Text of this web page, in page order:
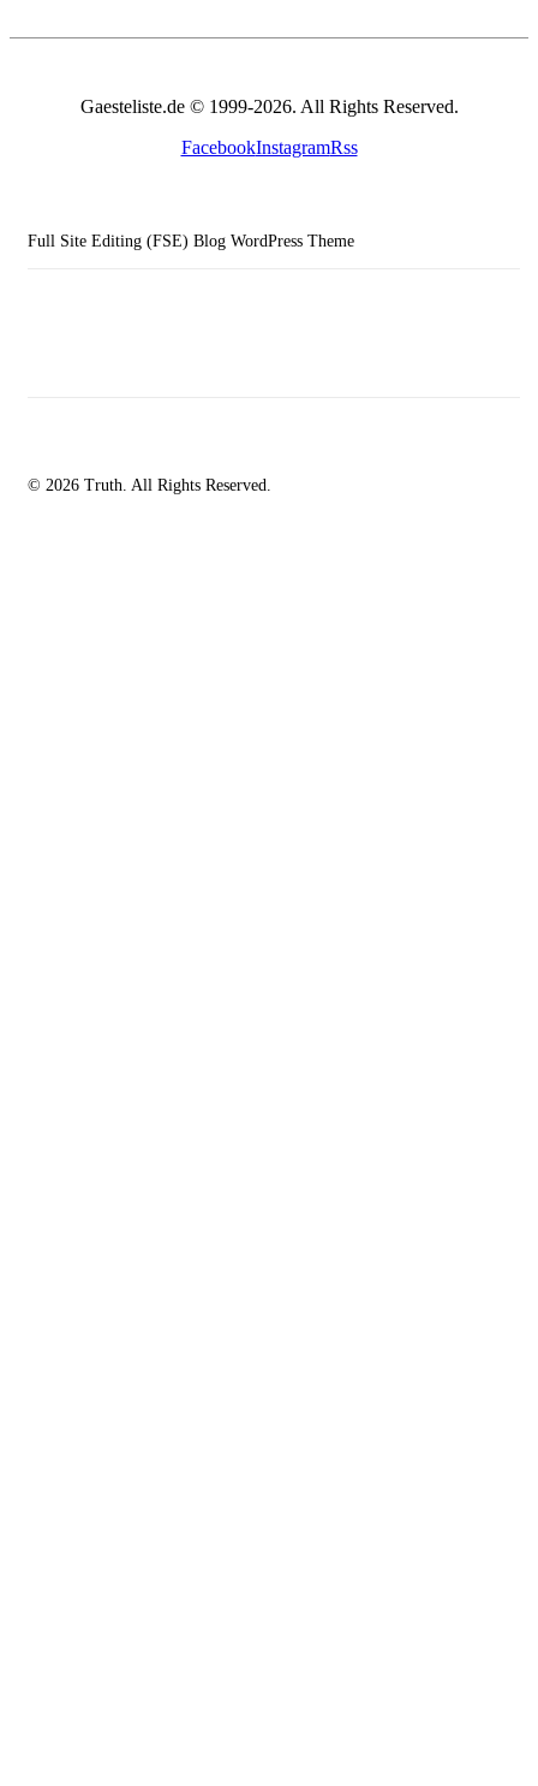
Gaesteliste.de © 1999-2026. All Rights Reserved.
FacebookInstagramRss
Full Site Editing (FSE) Blog WordPress Theme
© 2026 Truth. All Rights Reserved.